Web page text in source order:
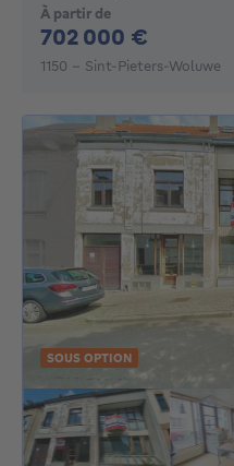
À partir de
702 000 €
1150 - Sint-Pieters-Woluwe
SOUS OPTION